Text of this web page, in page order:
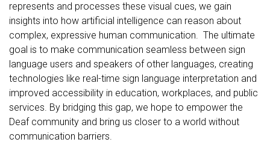
represents and processes these visual cues, we gain
insights into how artificial intelligence can reason about
complex, expressive human communication. The ultimate
goal is to make communication seamless between sign
language users and speakers of other languages, creating
technologies like real-time sign language interpretation and
improved accessibility in education, workplaces, and public
services. By bridging this gap, we hope to empower the
Deaf community and bring us closer to a world without
communication barriers.